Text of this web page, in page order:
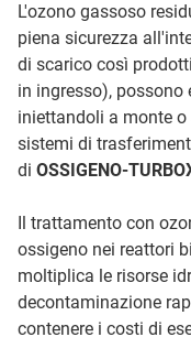
L'ozono gassoso
piena sicurezza
di scarico così
in ingresso), possono
iniettandoli a monte
sistemi di
di OSSIGENO-
Il trattamento con
ossigeno nei reattori
moltiplica le risorse
decontaminazione
contenere i costi di